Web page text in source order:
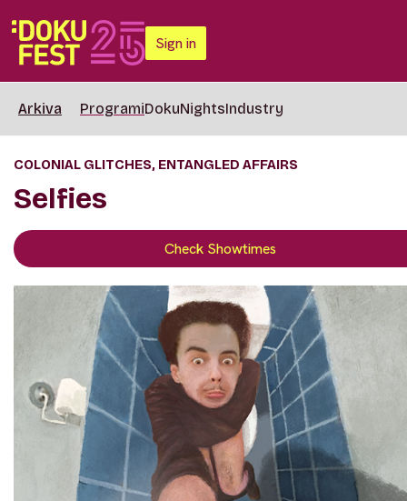
Sign in
Arkiva ProgramiDokuNightsIndustry
COLONIAL GLITCHES, ENTANGLED AFFAIRS
Selfies
Check Showtimes